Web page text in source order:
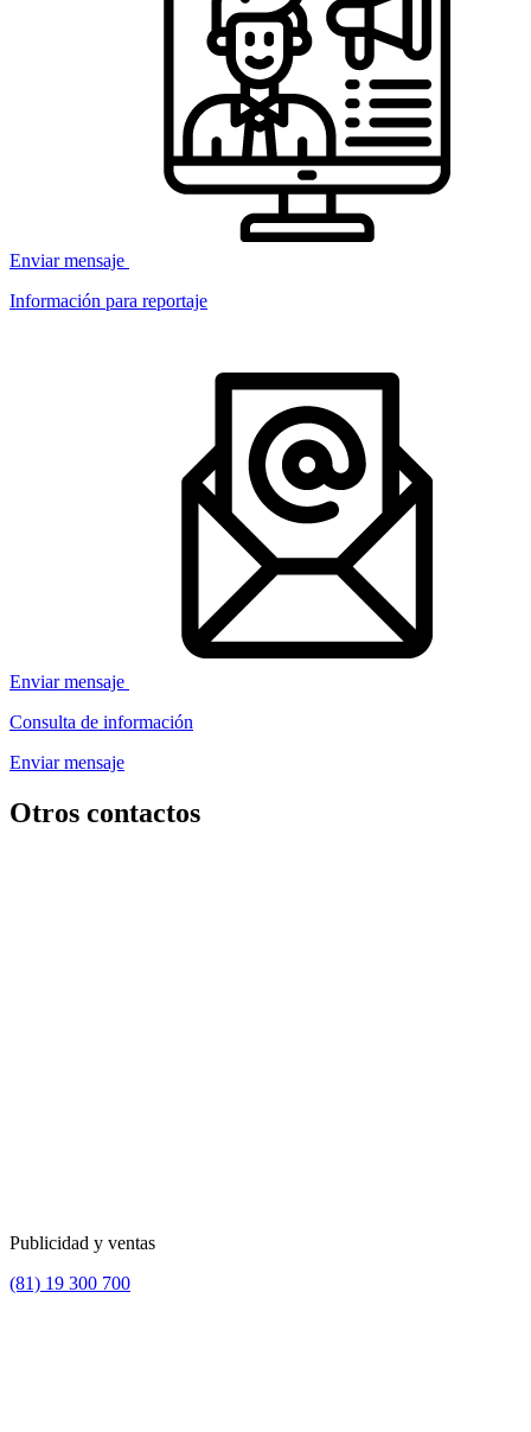
Enviar mensaje
Información para reportaje
Enviar mensaje
Consulta de información
Enviar mensaje
Otros contactos
Publicidad y ventas
(81) 19 300 700